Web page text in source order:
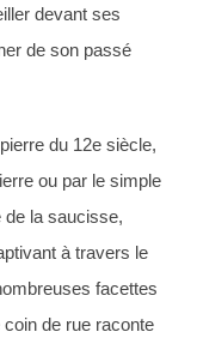
devant ses
de son passé
du 12e siècle,
ou par le simple
de la saucisse,
à travers le
facettes
de rue raconte